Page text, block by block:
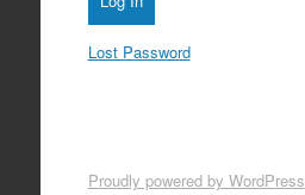
Lost Password
Proudly powered by WordPress